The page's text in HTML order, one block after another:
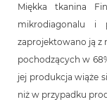
Miękka tkanina
mikrodiagonalu i
zaprojektowano ją z
pochodzących w
jej produkcja wiąże
niż w przypadku